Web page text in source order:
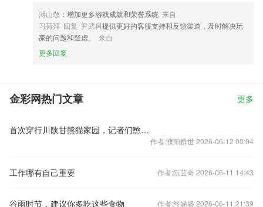
溥山敬 ：增加更多游戏成就和荣誉系统 来自
习荷萍 回复 尹武树提供更好的客服支持和反馈渠道，及时解决玩
家的问题和疑虑。
来自
更多回复
金彩网热门文章 更多
首次穿行川陕甘熊猫家园，记者们憋了哪些心里话？
作者:濮阳群世 2026-06-12 00:04
工作哪有自己重要 作者:阮芸奇 2026-06-11 14:43
谷雨时节，建议你多吃这些食物 作者:终娣盛 2026-06-11 21:39